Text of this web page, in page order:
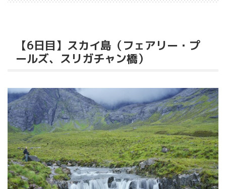
【6日目】スカイ島（フェアリー・プ
ールズ、スリガチャン橋）